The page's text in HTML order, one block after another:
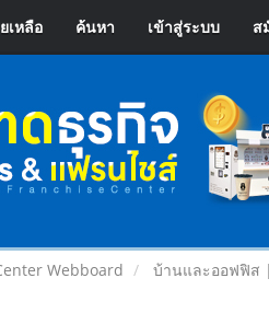
เหลือ ค้นหา เข้าสู่ระบบ ส
Webboard บ้านและออฟฟิส